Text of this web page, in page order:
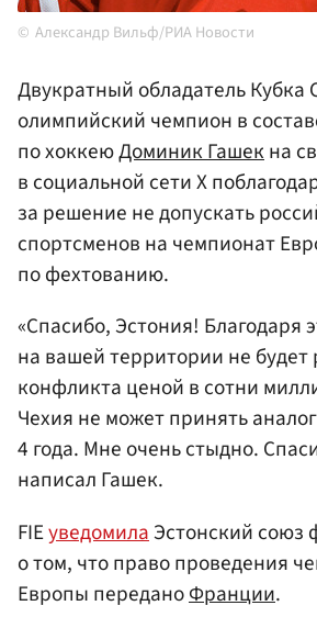
Александр Вильф/РИА Новости
Двукратный обладатель Кубка
олимпийский чемпион в
по хоккеюДоминик Гашекна
в социальной сети X
за решение не допускать
спортсменов на чемпионат
по фехтованию.
«Спасибо, Эстония! Благодаря
на вашей территории не
конфликта ценой в сотни
Чехия не может принять
4 года. Мне очень стыдно.
написал Гашек.
FIEуведомилаЭстонский союз
о том, что право проведения
Европы переданоФранции.